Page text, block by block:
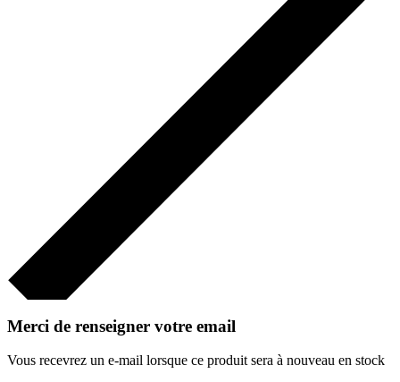
Merci de renseigner votre email
Vous recevrez un e-mail lorsque ce produit sera à nouveau en stock